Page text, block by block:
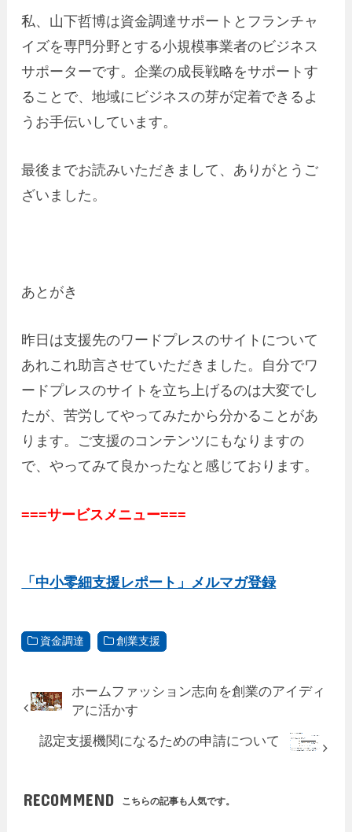
私、山下哲博は資金調達サポートとフランチャ
イズを専門分野とする小規模事業者のビジネス
サポーターです。企業の成長戦略をサポートす
ることで、地域にビジネスの芽が定着できるよ
うお手伝いしています。
最後までお読みいただきまして、ありがとうご
ざいました。
あとがき
昨日は支援先のワードプレスのサイトについて
あれこれ助言させていただきました。自分でワ
ードプレスのサイトを立ち上げるのは大変でし
たが、苦労してやってみたから分かることがあ
ります。ご支援のコンテンツにもなりますの
で、やってみて良かったなと感じております。
===サービスメニュー===
「中小零細支援レポート」メルマガ登録
資金調達 創業支援
ホームファッション志向を創業のアイディ
アに活かす
認定支援機関になるための申請について
RECOMMEND こちらの記事も人気です。